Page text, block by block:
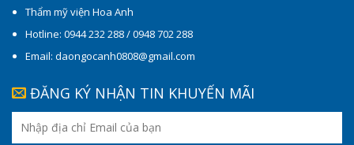
Thẩm mỹ viện Hoa Anh
Hotline: 0944 232 288 / 0948 702 288
Email: daongocanh0808@gmail.com
ĐĂNG KÝ NHẬN TIN KHUYẾN MÃI